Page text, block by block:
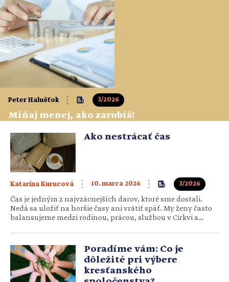
sexuality ovplyvňuje súhra biologických, psychologických,
sociálnych, ale aj kultúrnych faktorov.…
Peter Halušťok 3/2026
Míňaj menej, ako zarobíš!
Ako nestrácať čas
Katarína Kurucová 10. marca 2026 3/2026
Čas je jedným z najvzácnejších darov, ktoré sme dostali.
Nedá sa uložiť na horšie časy ani vrátiť späť. My ženy často
balansujeme medzi rodinou, prácou, službou v Cirkvi a
a pritom nestrácať čas? 1. Začni od zmyslu, nie od zoznamu
Efektívne…
Poradíme vám: Čo je
dôležité pri výbere
kresťanského